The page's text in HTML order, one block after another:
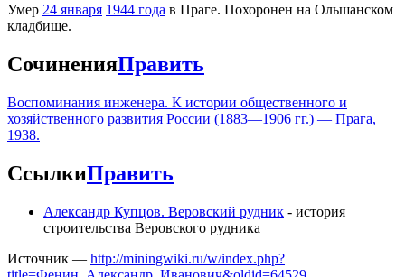
Умер 24 января 1944 года в Праге. Похоронен на Ольшанском
кладбище.
СочиненияПравить
Воспоминания инженера. К истории общественного и
хозяйственного развития России (1883—1906 гг.) — Прага,
1938.
СсылкиПравить
Александр Купцов. Веровский рудник - история
строительства Веровского рудника
Источник — http://miningwiki.ru/w/index.php?